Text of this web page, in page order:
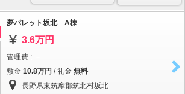
夢パレット坂北 A棟
3.6万円
管理費 : －
敷金 10.8万円 / 礼金 無料
長野県東筑摩郡筑北村坂北